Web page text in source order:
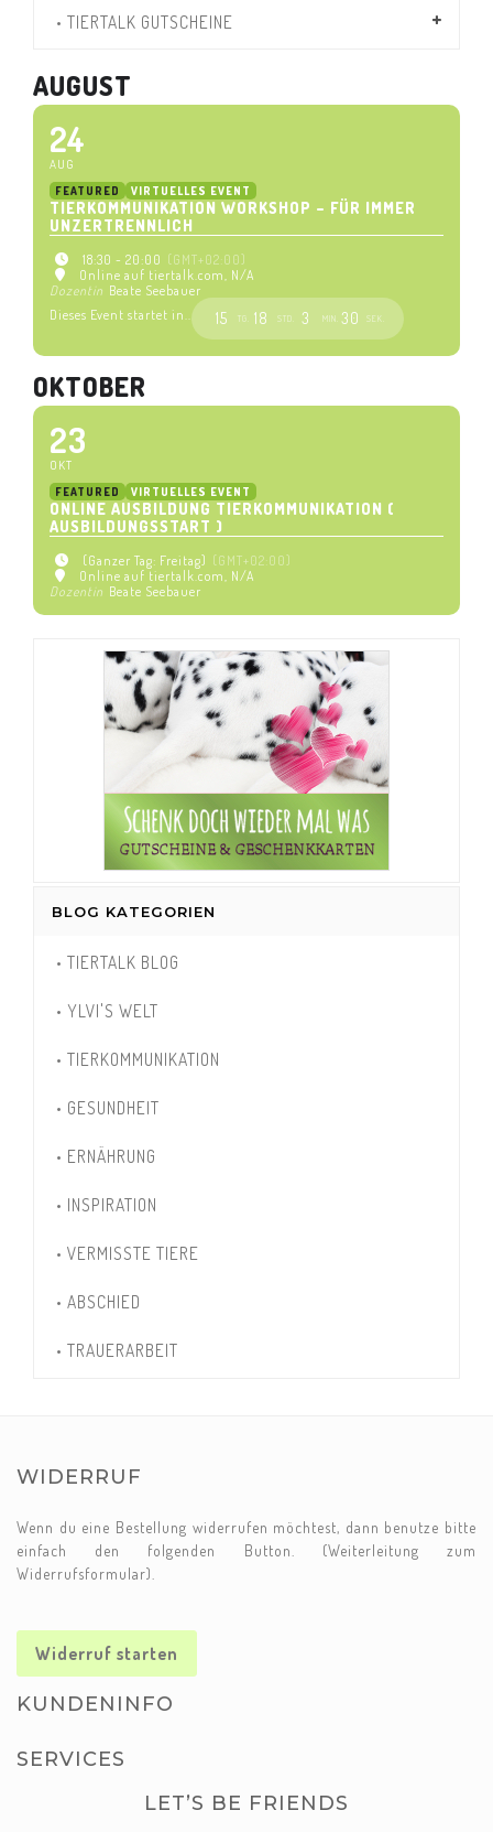
• TIERTALK GUTSCHEINE
AUGUST
24
AUG
FEATURED VIRTUELLES EVENT
TIERKOMMUNIKATION WORKSHOP – FÜR IMMER
UNZERTRENNLICH
18:30 - 20:00 (GMT+02:00)
Online auf tiertalk.com , N/A
Dozentin Beate Seebauer
Dieses Event startet in..
15 TG. 18 STD. 3 MIN. 30 SEK.
OKTOBER
23
OKT
FEATURED VIRTUELLES EVENT
ONLINE AUSBILDUNG TIERKOMMUNIKATION (
AUSBILDUNGSSTART )
(Ganzer Tag: Freitag) (GMT+02:00)
Online auf tiertalk.com , N/A
Dozentin Beate Seebauer
BLOG KATEGORIEN
• TIERTALK BLOG
• YLVI'S WELT
• TIERKOMMUNIKATION
• GESUNDHEIT
• ERNÄHRUNG
• INSPIRATION
• VERMISSTE TIERE
• ABSCHIED
• TRAUERARBEIT
WIDERRUF
Wenn du eine Bestellung widerrufen möchtest, dann benutze bitte
einfach den folgenden Button. (Weiterleitung zum
Widerrufsformular).
Widerruf starten
KUNDENINFO
SERVICES
LET’S BE FRIENDS